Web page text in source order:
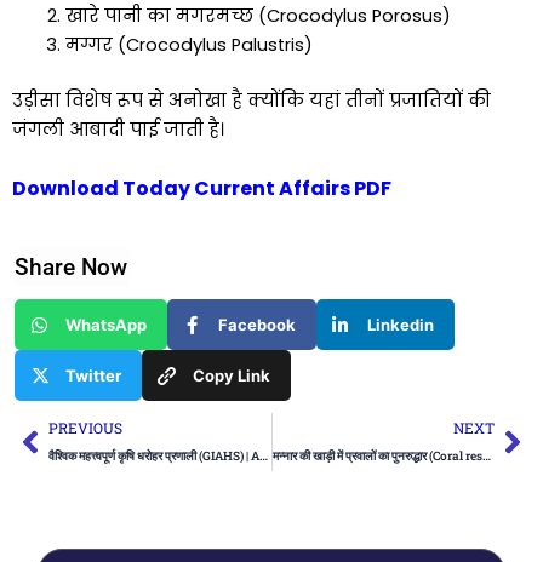
खारे पानी का मगरमच्छ (Crocodylus Porosus)
मग्गर (Crocodylus Palustris)
उड़ीसा विशेष रूप से अनोखा है क्योंकि यहां तीनों प्रजातियों की
जंगली आबादी पाई जाती है।
Download Today Current Affairs PDF
Share Now
WhatsApp Facebook Linkedin
Twitter Copy Link
Prev
PREVIOUS
वैश्विक महत्त्वपूर्ण कृषि धरोहर प्रणाली (GIAHS) | Ankit Avasthi Sir
NEXT
मन्नार की खाड़ी में प्रवालों का पुनरुद्धार (Coral restoration in Gulf of Mannar) | UPSC